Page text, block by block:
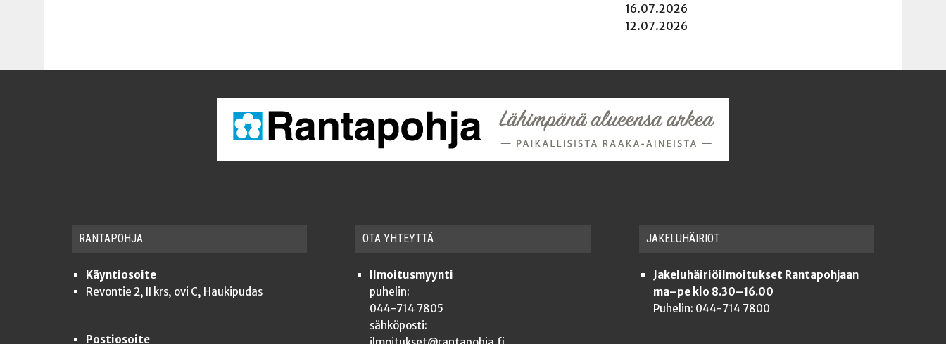
16.07.2026
12.07.2026
RAN­TA­POH­JA
Käyntiosoite
Revontie 2, II krs, ovi C, Haukipudas
Postiosoite
OTA YHTEYT­TÄ
Ilmoitusmyynti
puhelin:
044-714 7805
sähköposti:
JAKE­LU­HÄI­RIÖT
Jakeluhäiriöilmoitukset Rantapohjaan
ma–pe klo 8.30–16.00
Puhelin: 044-714 7800